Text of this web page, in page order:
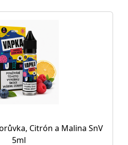
Citrón a Malina SnV
5ml